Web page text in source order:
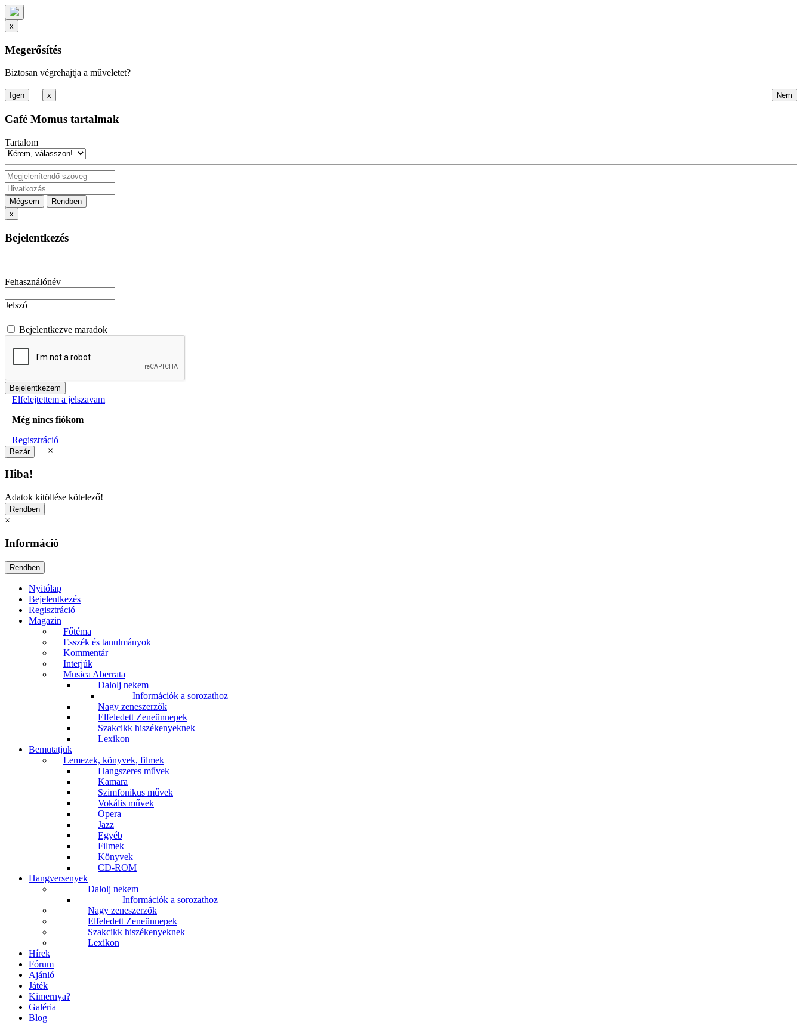
x
Megerősítés
Biztosan végrehajtja a műveletet?
x
Café Momus tartalmak
Tartalom
Mégsem
Rendben
x
Bejelentkezés
Fehasználónév
Jelszó
Bejelentkezve maradok
Elfelejtettem a jelszavam
Még nincs fiókom
Regisztráció
×
Hiba!
Adatok kitöltése kötelező!
×
Információ
Nyitólap
Bejelentkezés
Regisztráció
Magazin
Főtéma
Esszék és tanulmányok
Kommentár
Interjúk
Musica Aberrata
Dalolj nekem
Információk a sorozathoz
Nagy zeneszerzők
Elfeledett Zeneünnepek
Szakcikk hiszékenyeknek
Lexikon
Bemutatjuk
Lemezek, könyvek, filmek
Hangszeres művek
Kamara
Szimfonikus művek
Vokális művek
Opera
Jazz
Egyéb
Filmek
Könyvek
CD-ROM
Hangversenyek
Dalolj nekem
Információk a sorozathoz
Nagy zeneszerzők
Elfeledett Zeneünnepek
Szakcikk hiszékenyeknek
Lexikon
Hírek
Fórum
Ajánló
Játék
Kimernya?
Galéria
Blog